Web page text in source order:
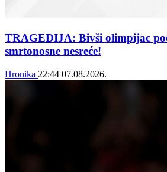
TRAGEDIJA: Bivši olimpijac
smrtonosne nesreće!
Hronika 22:44 07.08.2026.